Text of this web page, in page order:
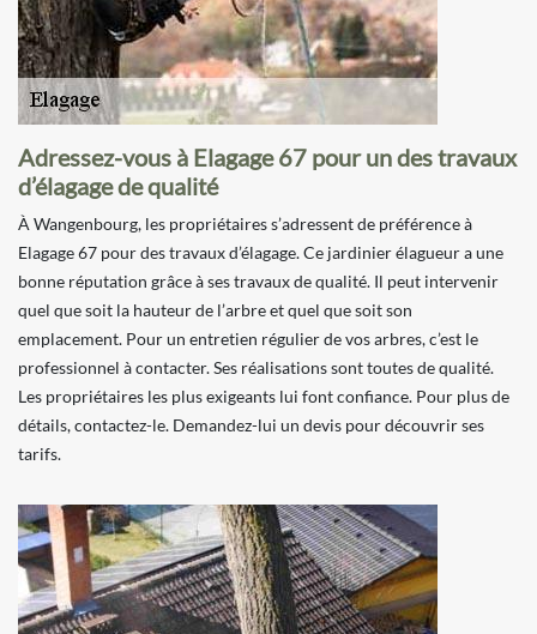
Adressez-vous à Elagage 67 pour un des travaux
d’élagage de qualité
À Wangenbourg, les propriétaires s’adressent de préférence à
Elagage 67 pour des travaux d’élagage. Ce jardinier élagueur a une
bonne réputation grâce à ses travaux de qualité. Il peut intervenir
quel que soit la hauteur de l’arbre et quel que soit son
emplacement. Pour un entretien régulier de vos arbres, c’est le
professionnel à contacter. Ses réalisations sont toutes de qualité.
Les propriétaires les plus exigeants lui font confiance. Pour plus de
détails, contactez-le. Demandez-lui un devis pour découvrir ses
tarifs.